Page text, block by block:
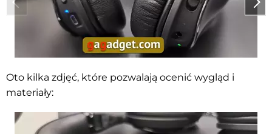
Oto kilka zdjęć, które pozwalają ocenić wygląd i
materiały: